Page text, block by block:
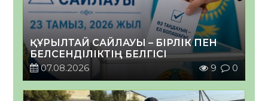
ҚҰРЫЛТАЙ САЙЛАУЫ – БІРЛІК ПЕН
БЕЛСЕНДІЛІКТІҢ БЕЛГІСІ
07.08.2026
9 0